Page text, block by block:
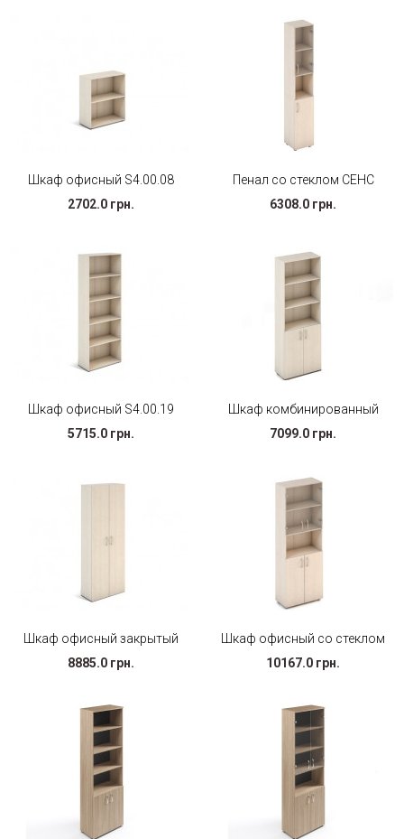
Шкаф офисный S4.00.08
2702.0 грн.
Пенал со стеклом СЕНС
6308.0 грн.
Шкаф офисный S4.00.19
5715.0 грн.
Шкаф комбинированный
7099.0 грн.
Шкаф офисный закрытый
8885.0 грн.
Шкаф офисный со стеклом
10167.0 грн.